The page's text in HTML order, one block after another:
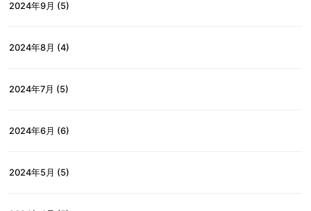
2024年9月 (5)
2024年8月 (4)
2024年7月 (5)
2024年6月 (6)
2024年5月 (5)